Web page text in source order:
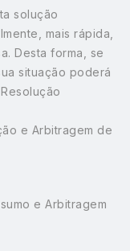
solução
mais rápida,
Desta forma, se
situação poderá
e Arbitragem de
e Arbitragem